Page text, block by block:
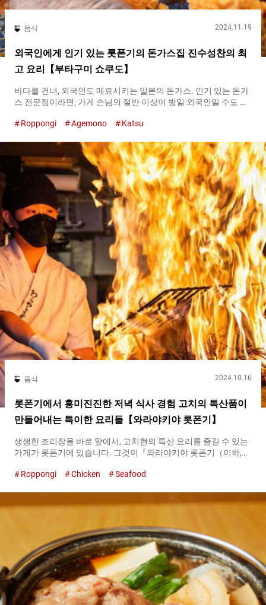
음식 2024.11.19
외국인에게 인기 있는 롯폰기의 돈가스집 진수성찬의 최
고 요리【부타구미 쇼쿠도】
바다를 건너, 외국인도 매료시키는 일본의 돈가스. 인기 있는 돈가
스 전문점이라면, 가게 손님의 절반 이상이 방일 외국인일 수도 있
Shokudou）』 도 또한 방일 외국인으로부터 뜨거운 지지를 받는
『큐쿄쿠(최고의) 돈가스（the ultimate tonkatsu）』를 표방하
는 『부타구미 쇼쿠도(식당)（Butagumi Shokudou）』에서는 돈
가스에 사용하는 돼지고기 브랜드를 날마다 바꾸고 있습니다. 스
탠다드, 프리미엄, 스페셜의 세 가지 등급에 따라 브랜드도 바꾸며,
손님은 준비된 여러 종류 중에서 메뉴를 선택하는 시스템입니다.
취재 당시 주문한 것은 방일 외국인에게 인기가 높다는 프리미엄.
부위는 지방과 살코기의 균형이 좋은 등심을 선택했습니다. 두껍
게 썬 돼지고기는 굵게 간 빵가루를 묻혀 약 １０분간 기름에 튀긴
후, 여분의 열로 익힙니다. 튀김 기름은 참기름을 베이스로 특별히
블렌딩한 것을 사용합니다. 뒷맛이 끈적이지 않고 바삭하며 가벼
운 식감이 됩니다. 두께가 있어 튀겨지는 데 시간이 걸리는...
Roppongi Agemono Katsu
음식 2024.10.16
롯폰기에서 흥미진진한 저녁 식사 경험 고치의 특산품이
만들어내는 특이한 요리들【와라야키야 롯폰기】
생생한 조리장을 바로 앞에서, 고치현의 특산 요리를 즐길 수 있는
가게가 롯폰기에 있습니다. 그것이『와라야키야 롯폰기（이하,와
６개 점포를 운영하고 있습니다. 『메이부츠(명물) 카츠오(가다랑
박력 만점입니다 일본의 시코쿠 지방에 위치한 고치현에는 풍부한
히, 『와라야키（warayaki）』라고 불리는 조리법으로 만드는
『가츠오의 타타키（bonito tataki）』는 고치현을 대표하는 요리
로 유명합니다. 『와라야키야（Warayakiya）』에서는 고치현의
와라야키를 그대로 재현합니다. 『메이부츠(명물) 카츠오(가다랑
어)의 와라야키 시오(소금) 타타키（Lightly grilled bonito）』는
큰 가다랑어의 토막에 소금을 뿌린 후, 전용 구이장에서 한번에 구
워냅니다. 카운터 좌석 바로 앞에서 치솟는 불길은 박력이 있습니
Roppongi Chicken Seafood